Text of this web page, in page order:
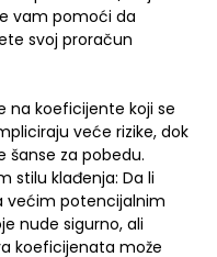
vam pomoći da
svoj proračun
na koeficijente koji se
veće rizike, dok
šanse za pobedu.
stilu klađenja: Da li
većim potencijalnim
nude sigurno, ali
koeficijenata može